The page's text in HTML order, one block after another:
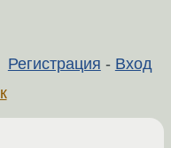
Регистрация - Вход